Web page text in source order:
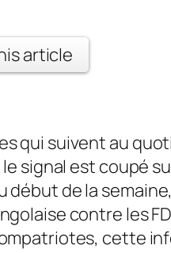
article
qui suivent au
signal est coupé
début de la
contre les
cette